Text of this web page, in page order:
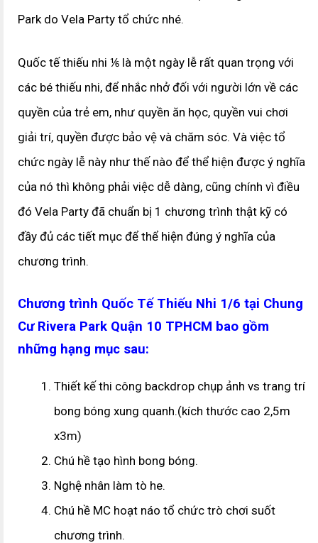
Park do Vela Party tổ chức nhé.
Quốc tế thiếu nhi ⅙ là một ngày lễ rất quan trọng với
các bé thiếu nhi, để nhắc nhở đối với người lớn về các
quyền của trẻ em, như quyền ăn học, quyền vui chơi
giải trí, quyền được bảo vệ và chăm sóc. Và việc tổ
chức ngày lễ này như thế nào để thể hiện được ý nghĩa
của nó thì không phải việc dễ dàng, cũng chính vì điều
đó Vela Party đã chuẩn bị 1 chương trình thật kỹ có
đầy đủ các tiết mục để thể hiện đúng ý nghĩa của
chương trình.
Chương trình Quốc Tế Thiếu Nhi 1/6 tại Chung
Cư Rivera Park Quận 10 TPHCM bao gồm
những hạng mục sau:
Thiết kế thi công backdrop chụp ảnh vs trang trí
bong bóng xung quanh.(kích thước cao 2,5m
x3m)
Chú hề tạo hình bong bóng.
Nghệ nhân làm tò he.
Chú hề MC hoạt náo tổ chức trò chơi suốt
chương trình.